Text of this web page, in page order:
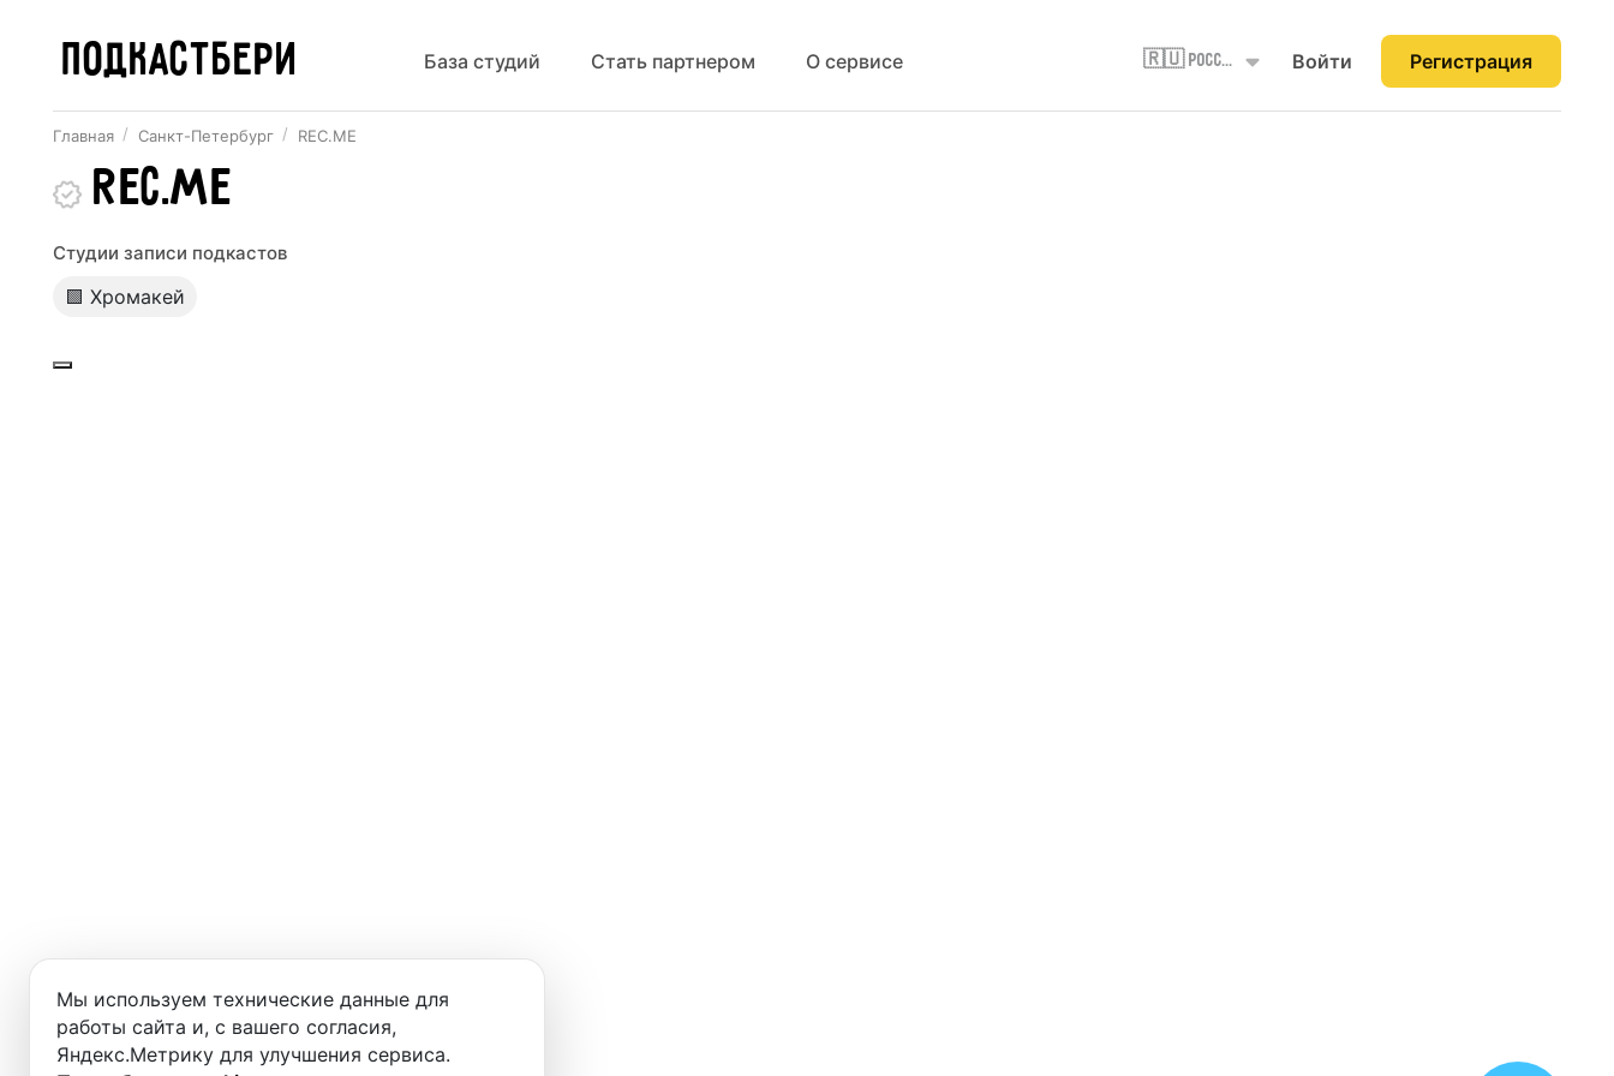
ПОДКАСТБЕРИ База студий Стать партнером О сервисе 🇷🇺 Россия Войти Регистрация
Главная Санкт-Петербург REC.ME
REC.ME
Студии записи подкастов
🟩 Хромакей
Мы используем технические данные для
работы сайта и, с вашего согласия,
Яндекс.Метрику для улучшения сервиса.